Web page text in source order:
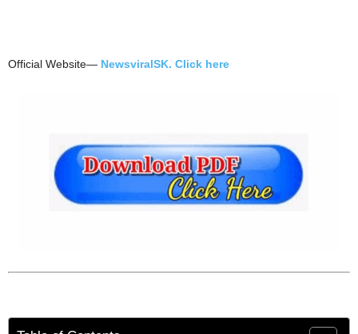
Official Website— NewsviralSK. Click here